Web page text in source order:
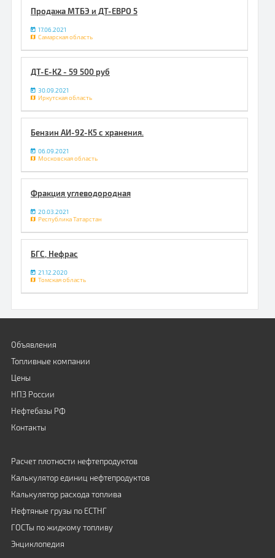
Продажа МТБЭ и ДТ-ЕВРО 5
17.06.2021
Самарская область
ДТ-Е-К2 - 59 500 руб
30.09.2021
Иркутская область
Бензин АИ-92-К5 с хранения.
06.09.2021
Московская область
Фракция углеводородная
20.03.2021
Республика Татарстан
БГС, Нефрас
21.12.2020
Томская область
Объявления
Топливные компании
Цены
НПЗ России
Нефтебазы РФ
Контакты
Расчет плотности нефтепродуктов
Калькулятор единиц нефтепродуктов
Калькулятор расхода топлива
Нефтяные грузы по ЕСТНГ
ГОСТы по жидкому топливу
Энциклопедия